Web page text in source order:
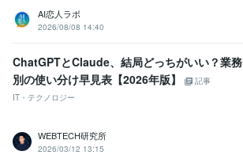
AI恋人ラボ
2026/08/08 14:40
ChatGPTとClaude、結局どっちがいい？業務
別の使い分け早見表【2026年版】
記事
IT・テクノロジー
WEBTECH研究所
2026/03/12 13:15